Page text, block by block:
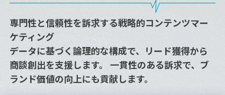
専門性と信頼性を訴求する戦略的コンテンツマー
ケティング
データに基づく論理的な構成で、リード獲得から
商談創出を支援します。 一貫性のある訴求で、ブ
ランド価値の向上にも貢献します。